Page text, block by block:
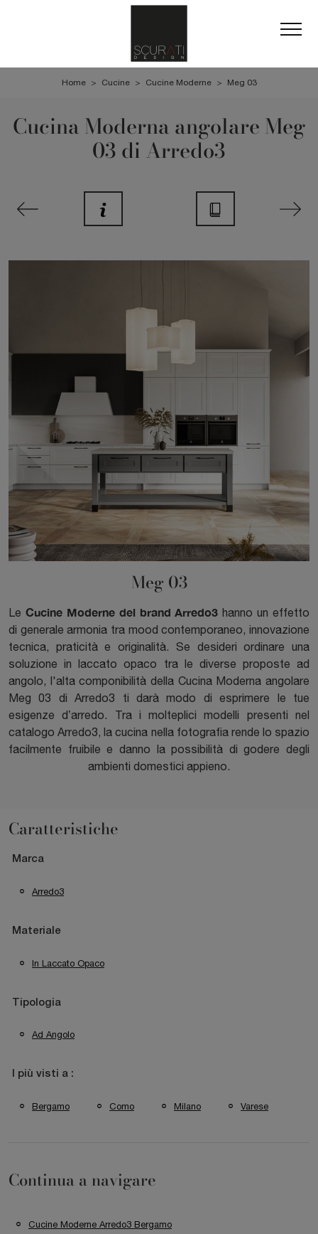
Home > Cucine > Cucine Moderne > Meg 03
Cucina Moderna angolare Meg
03 di Arredo3
Meg 03
Le Cucine Moderne del brand Arredo3 hanno un effetto
di generale armonia tra mood contemporaneo, innovazione
tecnica, praticità e originalità. Se desideri ordinare una
soluzione in laccato opaco tra le diverse proposte ad
angolo, l'alta componibilità della Cucina Moderna angolare
Meg 03 di Arredo3 ti darà modo di esprimere le tue
esigenze d’arredo. Tra i molteplici modelli presenti nel
catalogo Arredo3, la cucina nella fotografia rende lo spazio
facilmente fruibile e danno la possibilità di godere degli
ambienti domestici appieno.
Caratteristiche
Marca
Arredo3
Materiale
In Laccato Opaco
Tipologia
Ad Angolo
I più visti a :
Bergamo Como Milano Varese
Continua a navigare
Cucine Moderne Arredo3 Bergamo